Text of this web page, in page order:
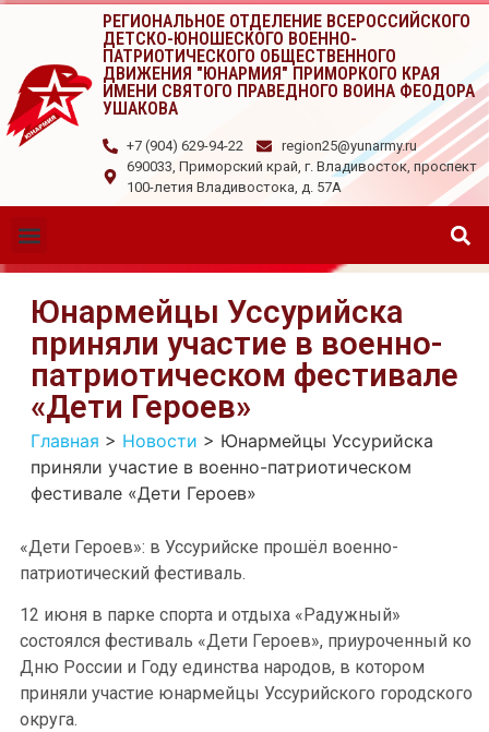
РЕГИОНАЛЬНОЕ ОТДЕЛЕНИЕ ВСЕРОССИЙСКОГО
ДЕТСКО-ЮНОШЕСКОГО ВОЕННО-
ПАТРИОТИЧЕСКОГО ОБЩЕСТВЕННОГО
ДВИЖЕНИЯ "ЮНАРМИЯ" ПРИМОРКОГО КРАЯ
ИМЕНИ СВЯТОГО ПРАВЕДНОГО ВОИНА ФЕОДОРА
УШАКОВА
+7 (904) 629-94-22
region25@yunarmy.ru
690033, Приморский край, г. Владивосток, проспект
100-летия Владивостока, д. 57А
Юнармейцы Уссурийска
приняли участие в военно-
патриотическом фестивале
«Дети Героев»
Главная > Новости > Юнармейцы Уссурийска
приняли участие в военно-патриотическом
фестивале «Дети Героев»
«Дети Героев»: в Уссурийске прошёл военно-
патриотический фестиваль.
12 июня в парке спорта и отдыха «Радужный»
состоялся фестиваль «Дети Героев», приуроченный ко
Дню России и Году единства народов, в котором
приняли участие юнармейцы Уссурийского городского
округа.